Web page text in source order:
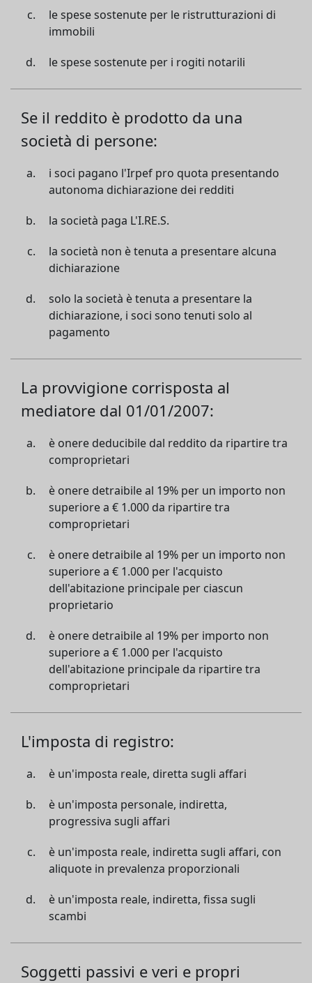
le spese sostenute per le ristrutturazioni di
immobili
le spese sostenute per i rogiti notarili
Se il reddito è prodotto da una
società di persone:
i soci pagano l'Irpef pro quota presentando
autonoma dichiarazione dei redditi
la società paga L'I.RE.S.
la società non è tenuta a presentare alcuna
dichiarazione
solo la società è tenuta a presentare la
dichiarazione, i soci sono tenuti solo al
pagamento
La provvigione corrisposta al
mediatore dal 01/01/2007:
è onere deducibile dal reddito da ripartire tra
comproprietari
è onere detraibile al 19% per un importo non
superiore a € 1.000 da ripartire tra
comproprietari
è onere detraibile al 19% per un importo non
superiore a € 1.000 per l'acquisto
dell'abitazione principale per ciascun
proprietario
è onere detraibile al 19% per importo non
superiore a € 1.000 per l'acquisto
dell'abitazione principale da ripartire tra
comproprietari
L'imposta di registro:
è un'imposta reale, diretta sugli affari
è un'imposta personale, indiretta,
progressiva sugli affari
è un'imposta reale, indiretta sugli affari, con
aliquote in prevalenza proporzionali
è un'imposta reale, indiretta, fissa sugli
scambi
Soggetti passivi e veri e propri